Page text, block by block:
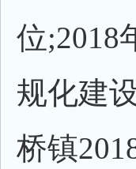
位;2018
规化建
桥镇